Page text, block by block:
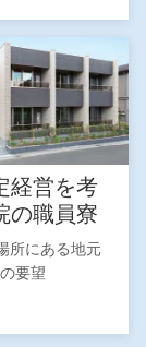
経営を考
の職員寮
所にある地元
要望